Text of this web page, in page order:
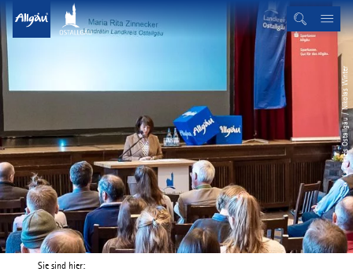
© Landkreis Ostallgäu / Nikolas Winter
Sie sind hier: